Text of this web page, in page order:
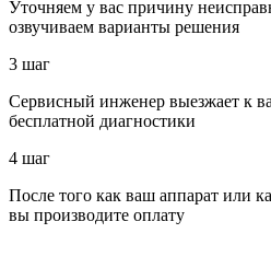
Уточняем у вас причину
озвучиваем варианты решения
3 шаг
Сервисный инженер выезжает к
бесплатной диагностики
4 шаг
После того как ваш аппарат или
вы производите оплату